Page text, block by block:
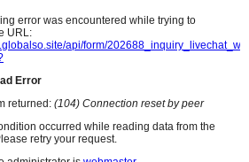
Ukrainian
Urdu
Xhosa
Yiddish